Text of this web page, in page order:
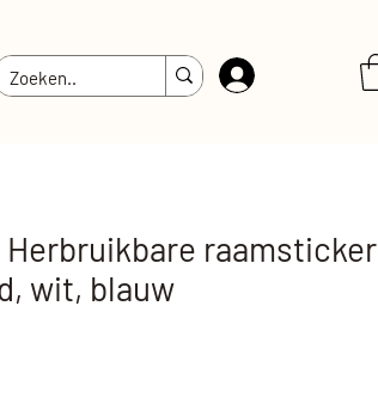
Inloggen
raamsticker
wit, blauw